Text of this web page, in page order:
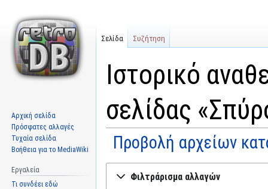
Ιστορικό
σελίδας
Προβολή αρχείων
στην
στην
Φιλτράρισμα αλλαγών
Σελίδα Συζήτηση
Αρχική σελίδα
Πρόσφατες αλλαγές
Τυχαία σελίδα
Βοήθεια για το MediaWiki
Εργαλεία
Τι συνδέει εδώ